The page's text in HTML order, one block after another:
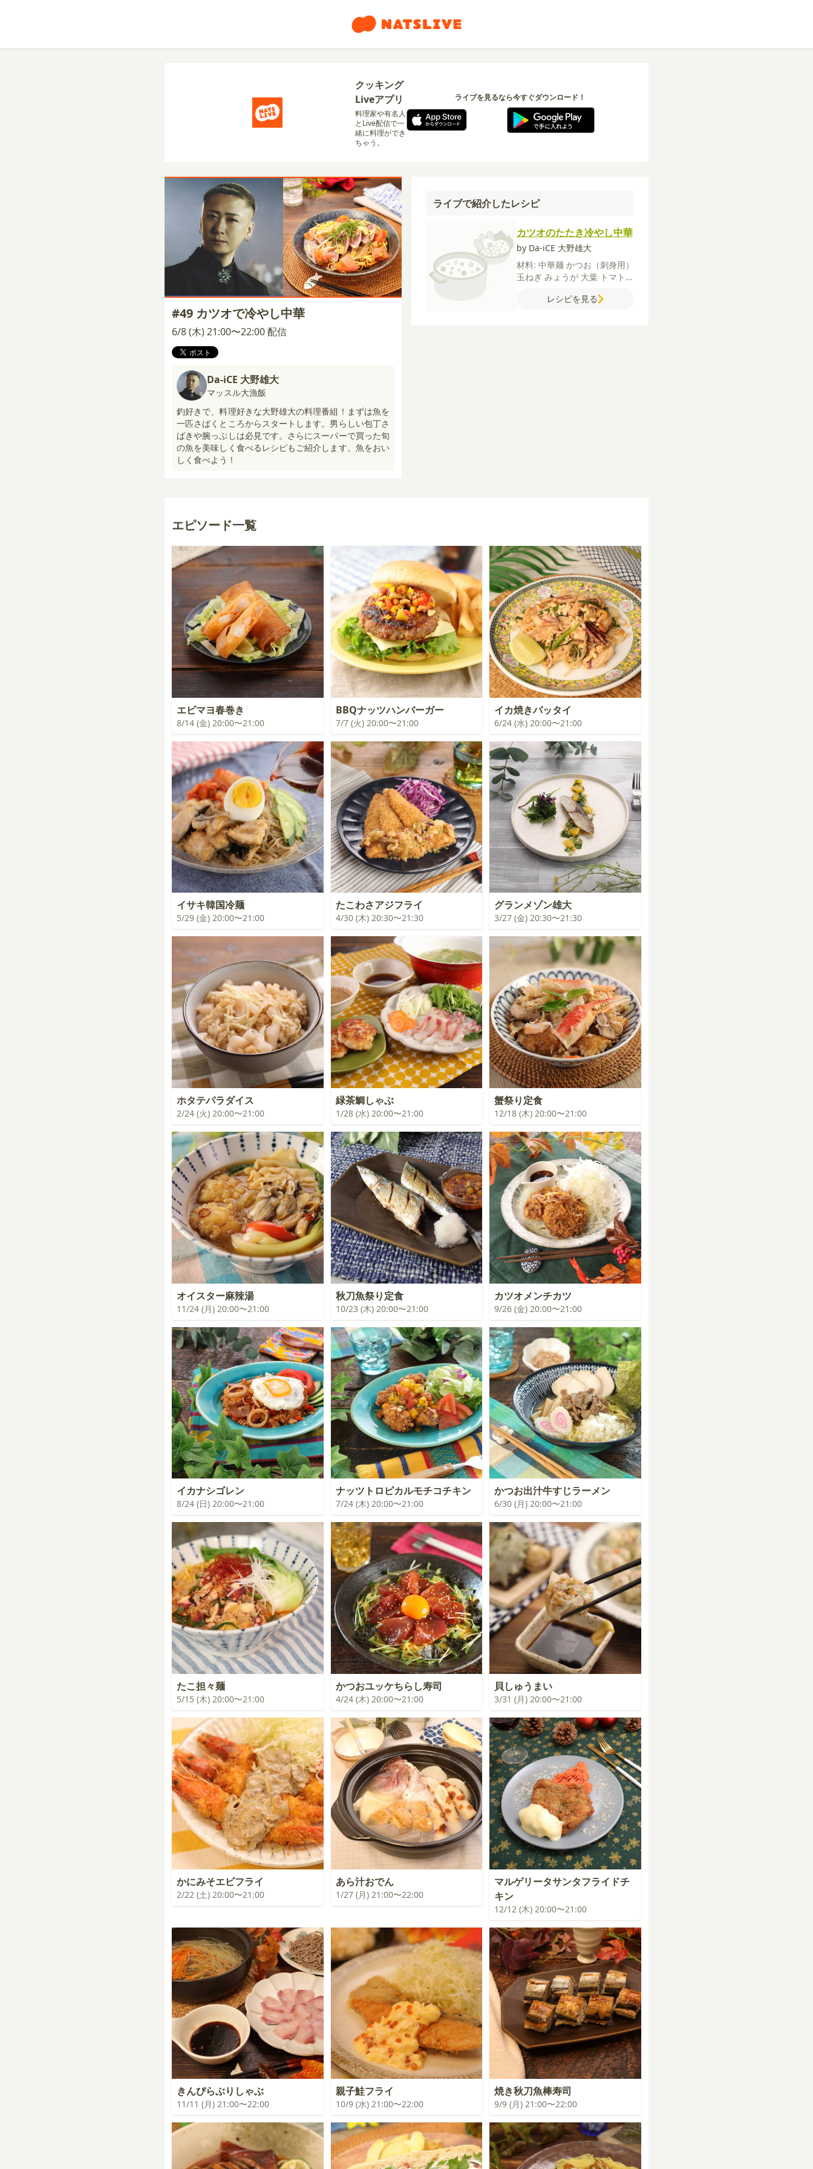
クッキング
Liveアプリ
料理家や有名人
とLive配信で一
緒に料理ができ
ちゃう。
ライブを見るなら今すぐダウンロード！
#49 カツオで冷やし中華
6/8 (木) 21:00〜22:00 配信
Da-iCE 大野雄大
マッスル大漁飯
釣好きで、料理好きな大野雄大の料理番組！まずは魚を
一匹さばくところからスタートします。男らしい包丁さ
ばきや腕っぷしは必見です。さらにスーパーで買った旬
の魚を美味しく食べるレシピもご紹介します。魚をおい
しく食べよう！
ライブで紹介したレシピ
カツオのたたき冷やし中華
by Da-iCE 大野雄大
材料: 中華麺 かつお（刺身用）
玉ねぎ みょうが 大葉 トマト
りおろし）にんにく（すりお
レシピを見る
エピソード一覧
エビマヨ春巻き
8/14 (金) 20:00〜21:00
BBQナッツハンバーガー
7/7 (火) 20:00〜21:00
イカ焼きパッタイ
6/24 (水) 20:00〜21:00
イサキ韓国冷麺
5/29 (金) 20:00〜21:00
たこわさアジフライ
4/30 (木) 20:30〜21:30
グランメゾン雄大
3/27 (金) 20:30〜21:30
ホタテパラダイス
2/24 (火) 20:00〜21:00
緑茶鯛しゃぶ
1/28 (水) 20:00〜21:00
蟹祭り定食
12/18 (木) 20:00〜21:00
オイスター麻辣湯
11/24 (月) 20:00〜21:00
秋刀魚祭り定食
10/23 (木) 20:00〜21:00
カツオメンチカツ
9/26 (金) 20:00〜21:00
イカナシゴレン
8/24 (日) 20:00〜21:00
ナッツトロピカルモチコチキン
7/24 (木) 20:00〜21:00
かつお出汁牛すじラーメン
6/30 (月) 20:00〜21:00
たこ担々麺
5/15 (木) 20:00〜21:00
かつおユッケちらし寿司
4/24 (木) 20:00〜21:00
貝しゅうまい
3/31 (月) 20:00〜21:00
かにみそエビフライ
2/22 (土) 20:00〜21:00
あら汁おでん
1/27 (月) 21:00〜22:00
マルゲリータサンタフライドチ
キン
12/12 (木) 20:00〜21:00
きんぴらぶりしゃぶ
11/11 (月) 21:00〜22:00
親子鮭フライ
10/9 (水) 21:00〜22:00
焼き秋刀魚棒寿司
9/9 (月) 21:00〜22:00